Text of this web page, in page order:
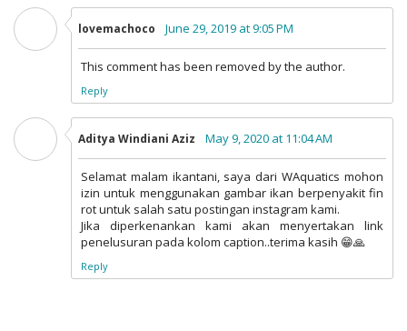
lovemachoco June 29, 2019 at 9:05 PM
This comment has been removed by the author.
Reply
Aditya Windiani Aziz May 9, 2020 at 11:04 AM
Selamat malam ikantani, saya dari WAquatics mohon
izin untuk menggunakan gambar ikan berpenyakit fin
rot untuk salah satu postingan instagram kami.
Jika diperkenankan kami akan menyertakan link
penelusuran pada kolom caption..terima kasih 😁🙏
Reply